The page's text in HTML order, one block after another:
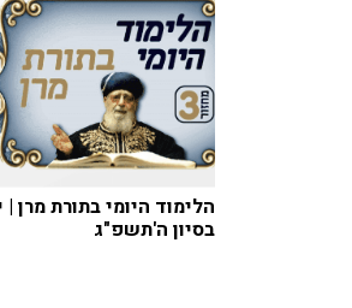
הלימוד היומי בתורת מרן |
בסיון ה'תשפ"ג